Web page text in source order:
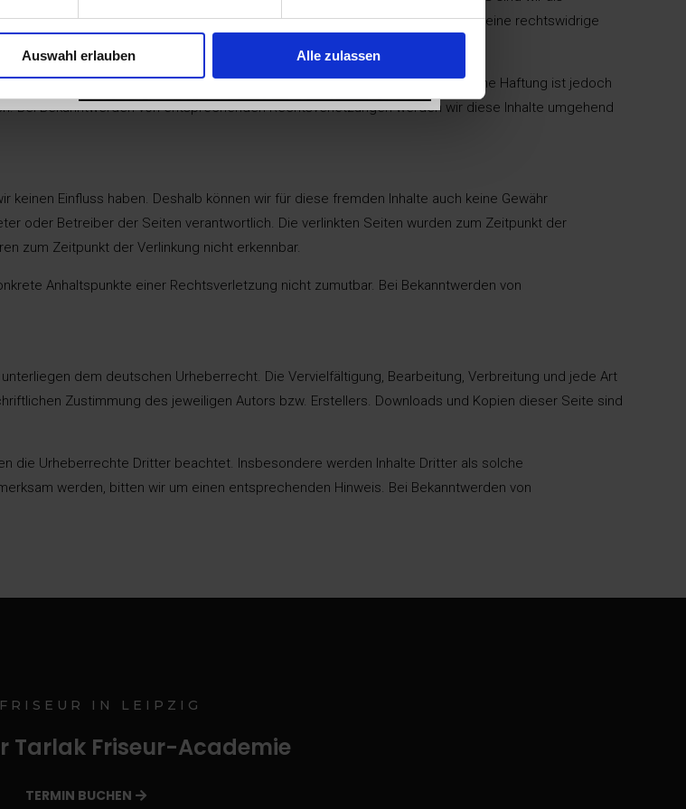
Auswahl erlauben Alle zulassen
Informationen zu überwachen oder nach Umständen zu forschen, die auf eine rechtswidrige
den allgemeinen Gesetzen bleiben hiervon unberührt. Eine diesbezügliche Haftung ist jedoch
Bei Bekanntwerden von entsprechenden Rechtsverletzungen werden wir diese Inhalte umgehend
Einfluss haben. Deshalb können wir für diese fremden Inhalte auch keine Gewähr
oder Betreiber der Seiten verantwortlich. Die verlinkten Seiten wurden zum Zeitpunkt der
zum Zeitpunkt der Verlinkung nicht erkennbar.
Anhaltspunkte einer Rechtsverletzung nicht zumutbar. Bei Bekanntwerden von
dem deutschen Urheberrecht. Die Vervielfältigung, Bearbeitung, Verbreitung und jede Art
Zustimmung des jeweiligen Autors bzw. Erstellers. Downloads und Kopien dieser Seite sind
die Urheberrechte Dritter beachtet. Insbesondere werden Inhalte Dritter als solche
werden, bitten wir um einen entsprechenden Hinweis. Bei Bekanntwerden von
IN LEIPZIG
Tarlak Friseur-Academie
TERMIN BUCHEN